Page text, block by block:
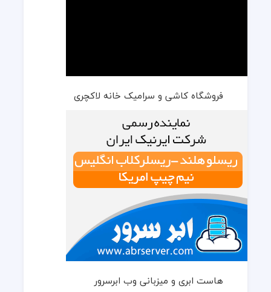
فروشگاه کاشی و سرامیک خانه لاکچری
هاست ابری و میزبانی وب ابرسرور